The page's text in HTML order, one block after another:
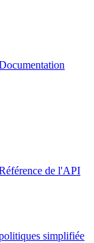
de l'API
simplifiée